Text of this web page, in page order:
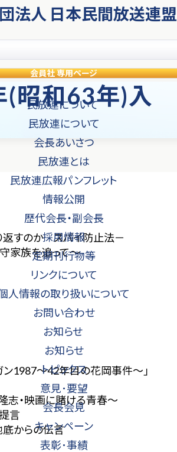
法人 日本民間放送連盟
会員社専用ページ
民放連について
民放連について
会長あいさつ
民放連とは
民放連広報パンフレット
情報公開
歴代会長・副会長
採用情報
定期刊行物等
リンクについて
人情報の取り扱いについて
お問い合わせ
お知らせ
お知らせ
トピックス
意見･要望
会長会見
キャンペーン
表彰･事績
昭和63年)入
すのか スパイ防止法－
家族を追って～
1987～42年目の花岡事件～」
志・映画に賭ける青春～
言
からの伝言